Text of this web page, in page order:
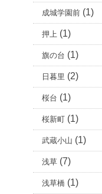
成城学園前 (1)
押上 (1)
旗の台 (1)
日暮里 (2)
桜台 (1)
桜新町 (1)
武蔵小山 (1)
浅草 (7)
浅草橋 (1)